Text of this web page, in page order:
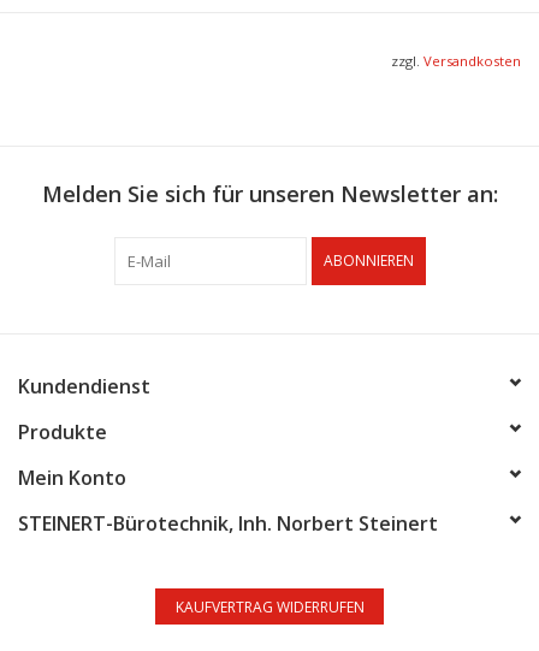
zzgl. Versandkosten
Melden Sie sich für unseren Newsletter an:
ABONNIEREN
Kundendienst
Produkte
Mein Konto
STEINERT-Bürotechnik, Inh. Norbert Steinert
KAUFVERTRAG WIDERRUFEN